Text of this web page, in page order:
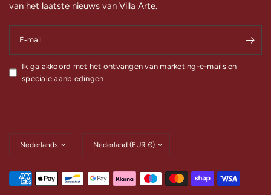
van het laatste nieuws van Villa Arte.
E‑mail
Ik ga akkoord met het ontvangen van marketing-e-mails en
speciale aanbiedingen